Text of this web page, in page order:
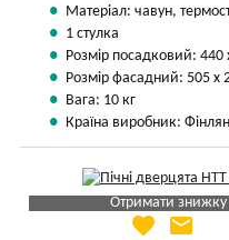
Матеріал: чавун,
1 стулка
Розмір посадковий:
Розмір фасадний: 505 х
Вага: 10 кг
Країна виробник:
Отримати знижку
Яка Ваша ціна
favorite email